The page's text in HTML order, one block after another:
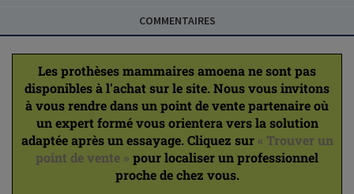
COMMENTAIRES
Les prothèses mammaires amoena ne sont pas
disponibles à l'achat sur le site. Nous vous invitons
à vous rendre dans un point de vente partenaire où
un expert formé vous orientera vers la solution
adaptée après un essayage. Cliquez sur« Trouver un
point de vente » pour localiser un professionnel
proche de chez vous.